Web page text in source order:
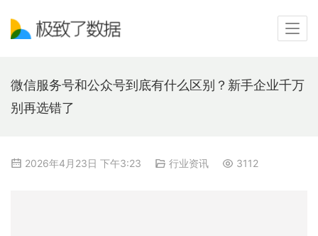
微信服务号和公众号到底有什么区别？新手企业千万
别再选错了
2026年4月23日 下午3:23 行业资讯 3112